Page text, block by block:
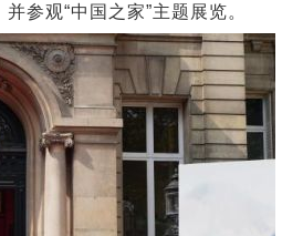
参观“中国之家”主题展览。